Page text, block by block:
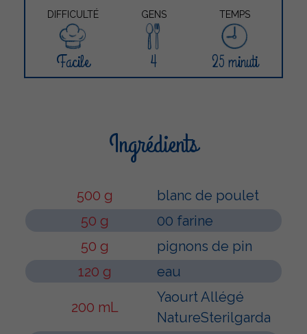
DIFFICULTÉ GENS TEMPS
Facile 4 25 minuti
Ingrédients
500 g
blanc de poulet
50 g
00 farine
50 g
pignons de pin
120 g
eau
200 mL
Yaourt Allégé
NatureSterilgarda